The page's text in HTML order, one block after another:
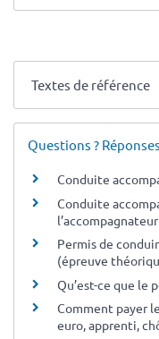
Textes de référence
Questions ?
Conduite
Conduite
l’accompagnateur
Permis de
(épreuve
Qu’est-ce que le
Comment payer
euro, apprenti,